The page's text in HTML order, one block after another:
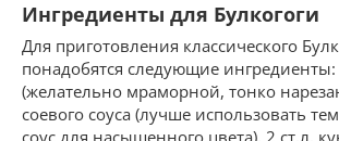
Ингредиенты для Булкогоги
Для приготовления классического
понадобятся следующие
(желательно мраморной, тонко
соевого соуса (лучше использовать
соус для насыщенного цвета), 2 ст.л.